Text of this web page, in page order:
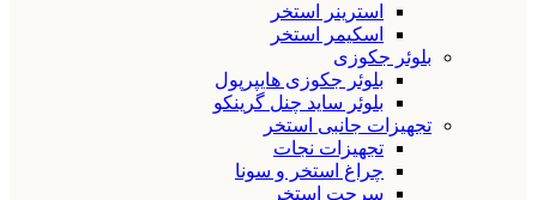
استرینر استخر
اسکیمر استخر
بلوئر جکوزی
بلوئر جکوزی هایپرپول
بلوئر ساید چنل گرینکو
تجهیزات جانبی استخر
تجهیزات نجات
چراغ استخر و سونا
سرجت استخر